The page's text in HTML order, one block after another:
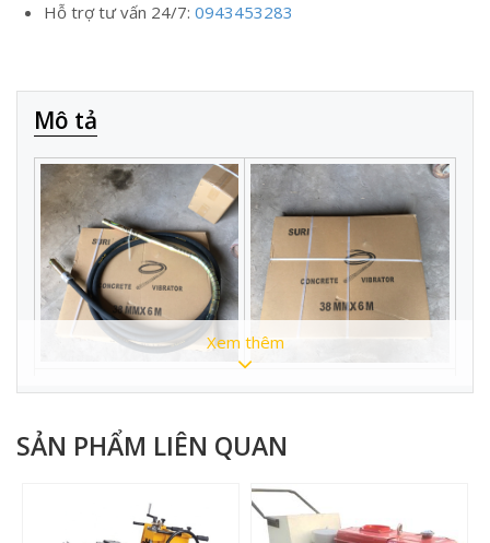
Hỗ trợ tư vấn 24/7: 0943453283
Mô tả
HÌNH ẢNH CHI TIẾT SẢN PHẨM
THÔNG TIN SẢN PHẨM:
Tên sản phẩm
Dây chày xăng Suri Ø38-
Xem thêm
SẢN PHẨM LIÊN QUAN